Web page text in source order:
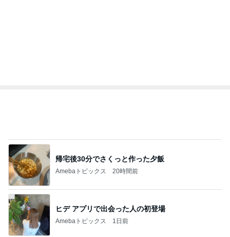
帰宅後30分でさくっと作った夕飯
Amebaトピックス 20時間前
ヒデ アプリで出会った人の初登場
Amebaトピックス 1日前